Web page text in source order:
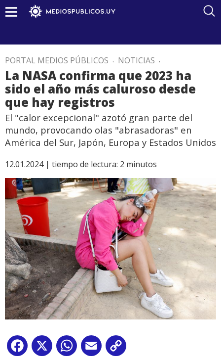
PORTAL MEDIOS PÚBLICOS . NOTICIAS .
La NASA confirma que 2023 ha
sido el año más caluroso desde
que hay registros
El "calor excepcional" azotó gran parte del
mundo, provocando olas "abrasadoras" en
América del Sur, Japón, Europa y Estados Unidos
12.01.2024 | tiempo de lectura: 2 minutos
Facebook
X WhatsApp
Email